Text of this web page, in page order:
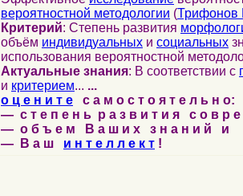
вероятностной методологии (Трифонов
Критерий: Степень развития
объём индивидуальных и социальных
использования вероятностной
Актуальные знания: В соответствии с
и критерием... ...
о ц е н и т е с а м о с т о я т е л ь н о:
— с т е п е н ь р а з в и т и я с о в р
— о б ъ е м В а ш и х з н а н и й и
— В а ш и н т е л л е к т !